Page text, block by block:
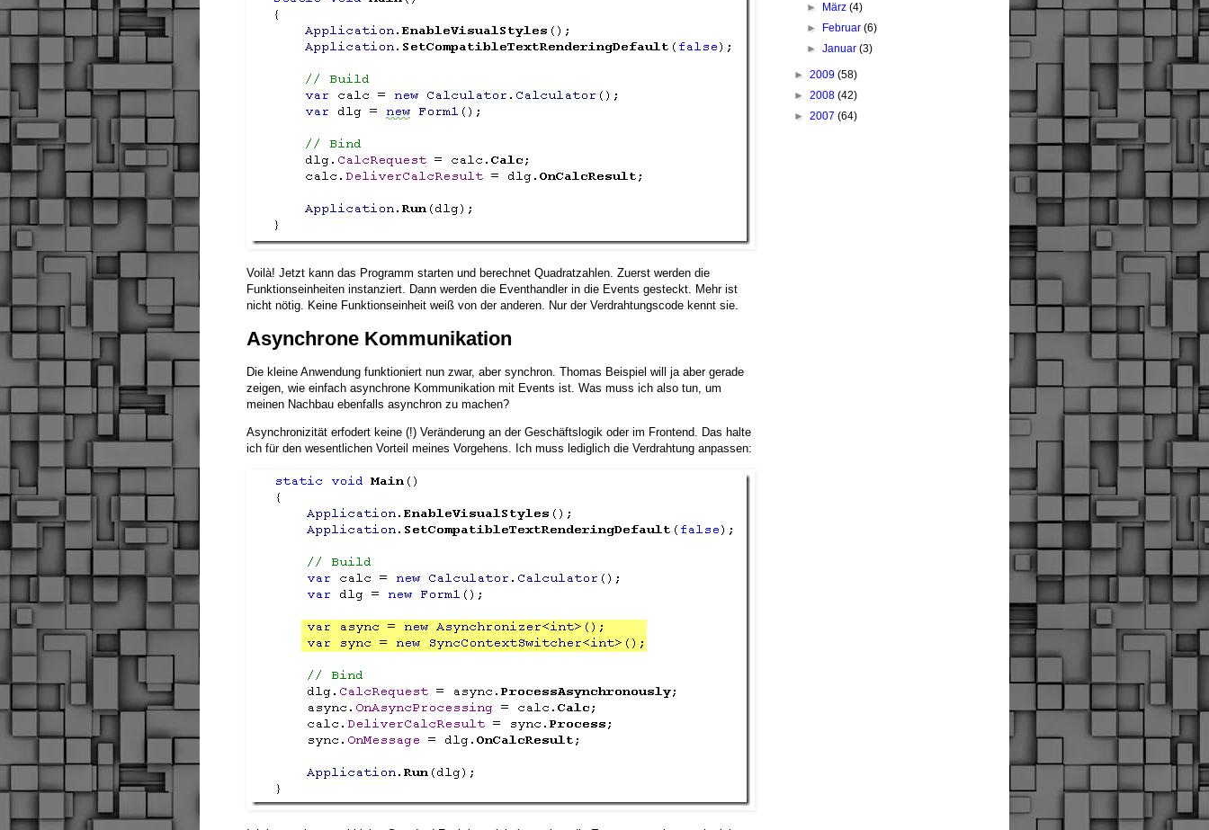
Voilà! Jetzt kann das Programm starten und berechnet Quadratzahlen. Zuerst werden die
Funktionseinheiten instanziert. Dann werden die Eventhandler in die Events gesteckt. Mehr ist
nicht nötig. Keine Funktionseinheit weiß von der anderen. Nur der Verdrahtungscode kennt sie.
Asynchrone Kommunikation
Die kleine Anwendung funktioniert nun zwar, aber synchron. Thomas Beispiel will ja aber gerade
zeigen, wie einfach asynchrone Kommunikation mit Events ist. Was muss ich also tun, um
meinen Nachbau ebenfalls asynchron zu machen?
Asynchronizität erfodert keine (!) Veränderung an der Geschäftslogik oder im Frontend. Das halte
ich für den wesentlichen Vorteil meines Vorgehens. Ich muss lediglich die Verdrahtung anpassen:
►
März(4)
►
Februar(6)
►Januar(3)
► 2009 (58)
► 2008 (42)
► 2007 (64)